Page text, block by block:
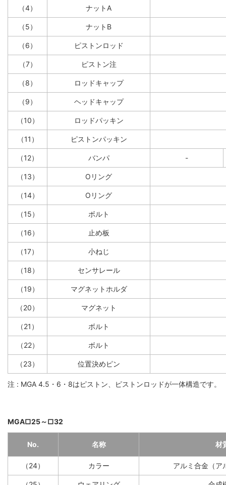
（4） ナットA
（5） ナットB
（6） ピストンロッド
（7） ピストン注
（8） ロッドキャップ
（9） ヘッドキャップ
（10） ロッドパッキン
（11） ピストンパッキン
（12） バンパ -
（13） Oリング
（14） Oリング
（15） ボルト
（16） 止め板
（17） 小ねじ
（18） センサレール
（19） マグネットホルダ
（20） マグネット
（21） ボルト
（22） ボルト
（23） 位置決めピン
注 : MGA 4.5・6・8はピストン、ピストンロッドが一体構造です。
MGA□25～□32
No. 名称 材
（24） カラー アルミ合金（ア